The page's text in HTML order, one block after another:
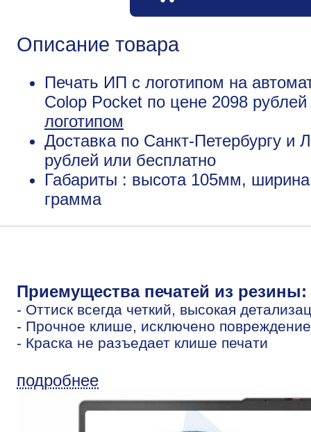
Описание товара
Печать ИП с логотипом на
Colop Pocket по цене 2098
логотипом
Доставка по Санкт-Петербургу и
рублей или бесплатно
Габариты : высота 105мм,
грамма
Приемущества печатей из резины:
- Оттиск всегда четкий, высокая
- Прочное клише, исключено
- Краска не разъедает клише печати
подробнее